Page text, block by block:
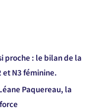
proche : le bilan de la
et N3 féminine.
Paquereau, la